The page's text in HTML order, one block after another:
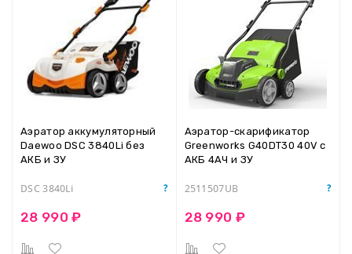
Аэратор аккумуляторный
Daewoo DSC 3840Li без
АКБ и ЗУ
DSC 3840Li
28 990 ₽
Аэратор-скарификатор
Greenworks G40DT30 40V c
АКБ 4АЧ и ЗУ
2511507UB
28 990 ₽